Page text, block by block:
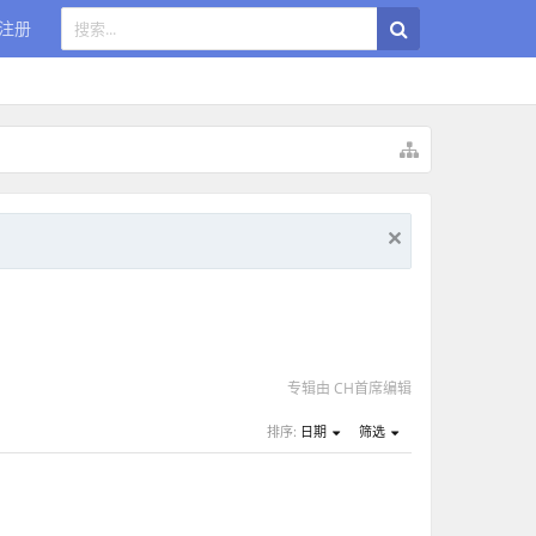
注册
专辑由 CH首席编辑
排序: 日期 筛选